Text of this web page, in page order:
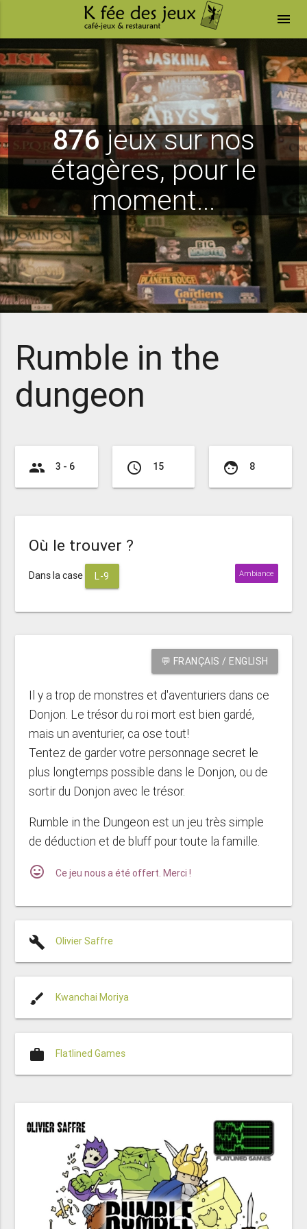
menu
876jeux sur nos
étagères, pour le
moment...
Rumble in the
dungeon
group 3 - 6 access_time 15 face 8
Où le trouver ?
Dans la case L-9 Ambiance
💬 FRANÇAIS / ENGLISH
Il y a trop de monstres et d'aventuriers dans ce
Donjon. Le trésor du roi mort est bien gardé,
mais un aventurier, ca ose tout!
Tentez de garder votre personnage secret le
plus longtemps possible dans le Donjon, ou de
sortir du Donjon avec le trésor.
Rumble in the Dungeon est un jeu très simple
de déduction et de bluff pour toute la famille.
mood Ce jeu nous a été offert. Merci !
build Olivier Saffre
brush Kwanchai Moriya
work Flatlined Games